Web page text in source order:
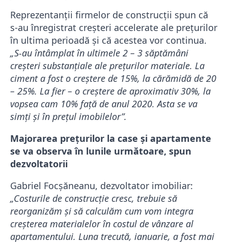
Reprezentanții firmelor de construcții spun că
s-au înregistrat creșteri accelerate ale prețurilor
în ultima perioadă și că acestea vor continua.
„S-au întâmplat în ultimele 2 – 3 săptămâni
creșteri substanțiale ale prețurilor materiale. La
ciment a fost o creștere de 15%, la cărămidă de 20
– 25%. La fier – o creștere de aproximativ 30%, la
vopsea cam 10% față de anul 2020. Asta se va
simți și în prețul imobilelor”.
Majorarea prețurilor la case și apartamente
se va observa în lunile următoare, spun
dezvoltatorii
Gabriel Focșăneanu, dezvoltator imobiliar:
„Costurile de construcție cresc, trebuie să
reorganizăm și să calculăm cum vom integra
creșterea materialelor în costul de vânzare al
apartamentului. Luna trecută, ianuarie, a fost mai